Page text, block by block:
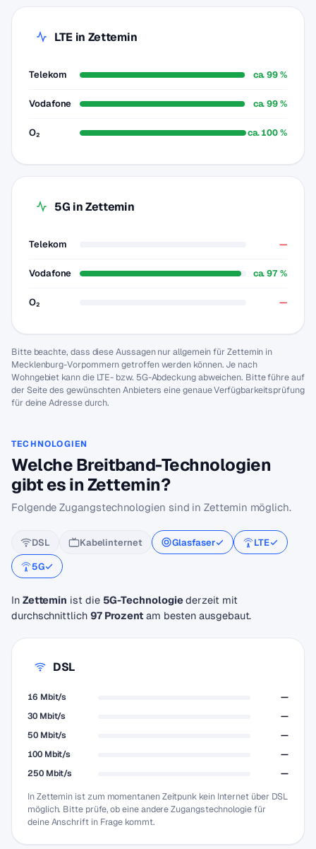
LTE in Zettemin
Telekom ca. 99 %
Vodafone ca. 99 %
O₂ ca. 100 %
5G in Zettemin
Telekom —
Vodafone ca. 97 %
O₂ —
Bitte beachte, dass diese Aussagen nur allgemein für Zettemin in
Mecklenburg-Vorpommern getroffen werden können. Je nach
Wohngebiet kann die LTE- bzw. 5G-Abdeckung abweichen. Bitte führe auf
der Seite des gewünschten Anbieters eine genaue Verfügbarkeitsprüfung
für deine Adresse durch.
TECHNOLOGIEN
Welche Breitband-Technologien
gibt es in Zettemin?
Folgende Zugangstechnologien sind in Zettemin möglich.
DSL Kabelinternet Glasfaser
LTE
5G
In Zettemin ist die 5G-Technologiederzeit mit
durchschnittlich 97 Prozentam besten ausgebaut.
DSL
16 Mbit/s
—
30 Mbit/s
—
50 Mbit/s
—
100 Mbit/s
—
250 Mbit/s
—
In Zettemin ist zum momentanen Zeitpunk kein Internet über DSL
möglich. Bitte prüfe, ob eine andere Zugangstechnologie für
deine Anschrift in Frage kommt.